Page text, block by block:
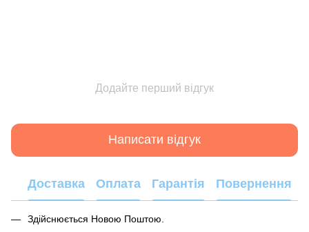
Додайте перший відгук
Написати відгук
Доставка Оплата Гарантія Повернення
Здійснюється Новою Поштою.